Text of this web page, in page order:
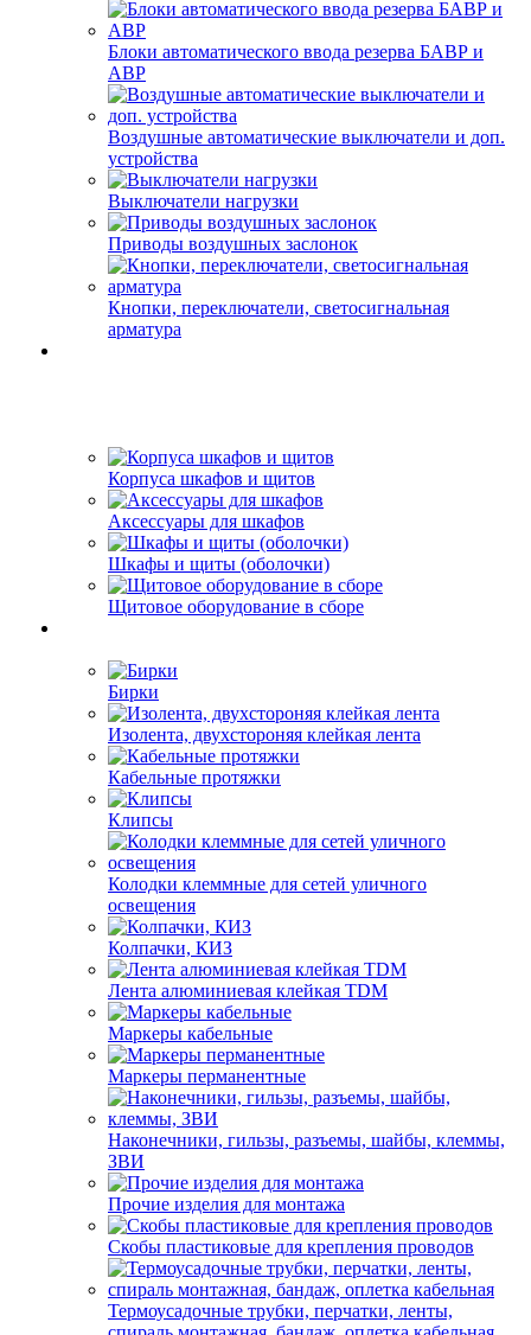
Блоки автоматического ввода резерва БАВР и
АВР
Воздушные автоматические выключатели и доп.
устройства
Выключатели нагрузки
Приводы воздушных заслонок
Кнопки, переключатели, светосигнальная
арматура
Корпуса шкафов и щитов
Аксессуары для шкафов
Шкафы и щиты (оболочки)
Щитовое оборудование в сборе
Бирки
Изолента, двухстороняя клейкая лента
Кабельные протяжки
Клипсы
Колодки клеммные для сетей уличного
освещения
Колпачки, КИЗ
Лента алюминиевая клейкая TDM
Маркеры кабельные
Маркеры перманентные
Наконечники, гильзы, разъемы, шайбы, клеммы,
ЗВИ
Прочие изделия для монтажа
Скобы пластиковые для крепления проводов
Термоусадочные трубки, перчатки, ленты,